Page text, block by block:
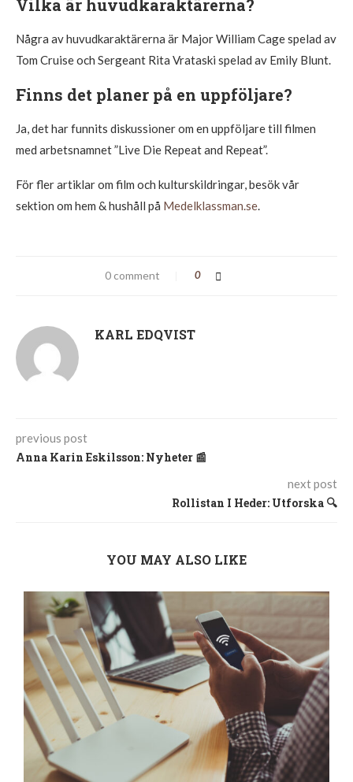
Vilka är huvudkaraktärerna?
Några av huvudkaraktärerna är Major William Cage spelad av
Tom Cruise och Sergeant Rita Vrataski spelad av Emily Blunt.
Finns det planer på en uppföljare?
Ja, det har funnits diskussioner om en uppföljare till filmen
med arbetsnamnet ”Live Die Repeat and Repeat”.
För fler artiklar om film och kulturskildringar, besök vår
sektion om hem & hushåll på Medelklassman.se.
0 comment 0
KARL EDQVIST
previous post
Anna Karin Eskilsson: Nyheter 📰
next post
Rollistan I Heder: Utforska 🔍
YOU MAY ALSO LIKE